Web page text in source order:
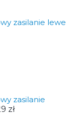
zasilanie lewe
zasilanie
zł